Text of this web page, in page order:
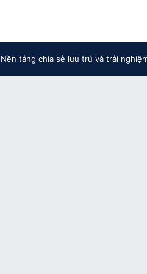
tảng chia sẻ lưu trú và trải